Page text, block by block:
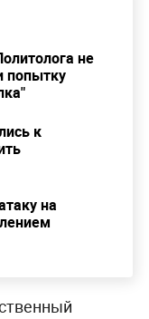
не
попытку
к
на